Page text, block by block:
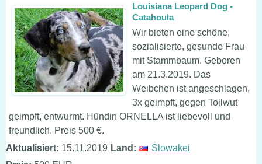
Louisiana Leopard Dog -
Catahoula
Wir bieten eine schöne,
sozialisierte, gesunde Frau
mit Stammbaum. Geboren
am 21.3.2019. Das
Weibchen ist angeschlagen,
3x geimpft, gegen Tollwut
geimpft, entwurmt. Hündin ORNELLA ist liebevoll und
freundlich. Preis 500 €.
Aktualisiert: 15.11.2019 Land:
Slowakei